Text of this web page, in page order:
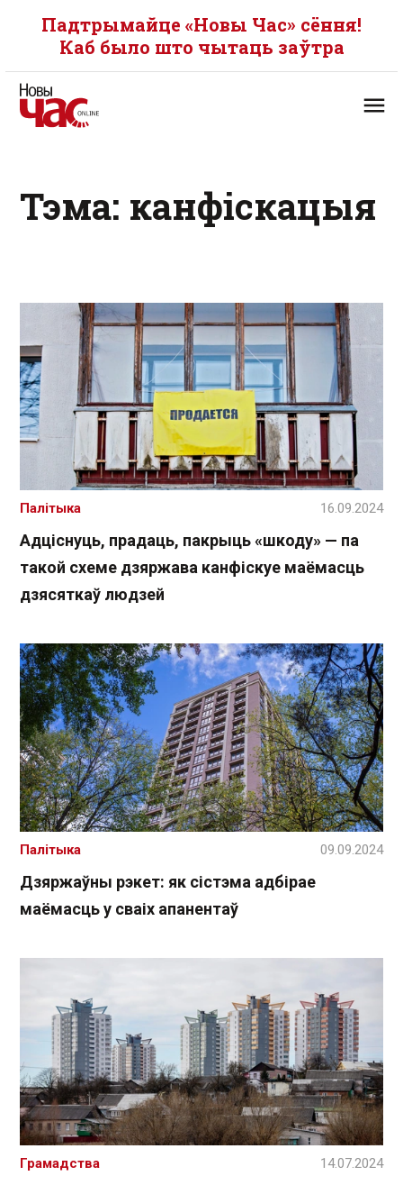
Падтрымайце «Новы Час» сёння!
Каб было што чытаць заўтра
Тэма: канфіскацыя
Адціснуць, прадаць, пакрыць «шкоду» — па
такой схеме дзяржава канфіскуе маёмасць
дзясяткаў людзей
Палітыка 16.09.2024
Дзяржаўны рэкет: як сістэма адбірае
маёмасць у сваіх апанентаў
Палітыка 09.09.2024
Грамадства 14.07.2024